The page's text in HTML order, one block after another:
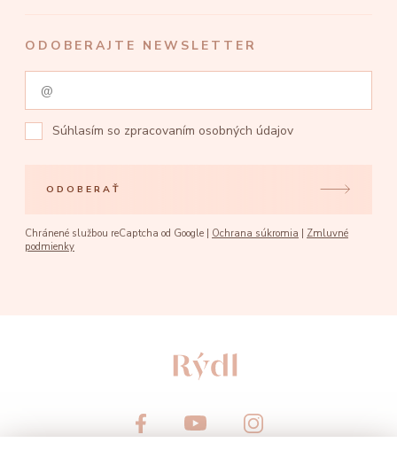
ODOBERAJTE NEWSLETTER
Súhlasím so zpracovaním osobných údajov
ODOBERAŤ
Chránené službou reCaptcha od Google | Ochrana súkromia | Zmluvné
podmienky